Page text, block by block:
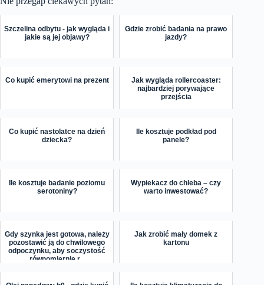
Szczelina odbytu - jak wygląda i
jakie są jej objawy?
Gdzie zrobić badania na prawo
jazdy?
Co kupić emerytowi na prezent
Jak wygląda rollercoaster:
najbardziej porywające
przejścia
Co kupić nastolatce na dzień
dziecka?
Ile kosztuje podkład pod
panele?
Ile kosztuje badanie poziomu
serotoniny?
Wypiekacz do chleba – czy
warto inwestować?
Gdy szynka jest gotowa, należy
pozostawić ją do chwilowego
odpoczynku, aby soczystość
równomiernie r...
Jak zrobić mały domek z
kartonu